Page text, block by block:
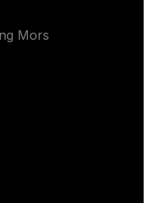
Mors